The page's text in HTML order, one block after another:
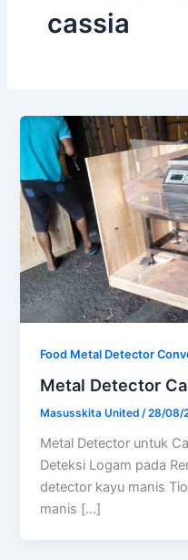
cassia
Food Metal Detector
Metal Detector
Masusskita United/28/08/
Metal Detector untuk
Deteksi Logam pada
detector kayu manis
manis […]